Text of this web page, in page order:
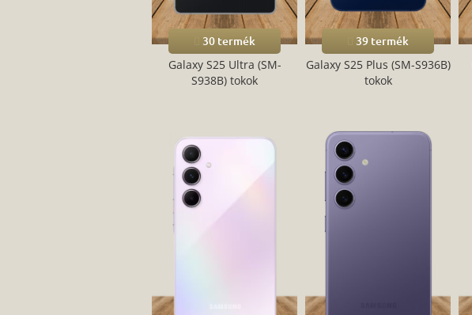
30 termék
Galaxy S25 Ultra (SM-
S938B) tokok
39 termék
Galaxy S25 Plus (SM-S936B)
tokok